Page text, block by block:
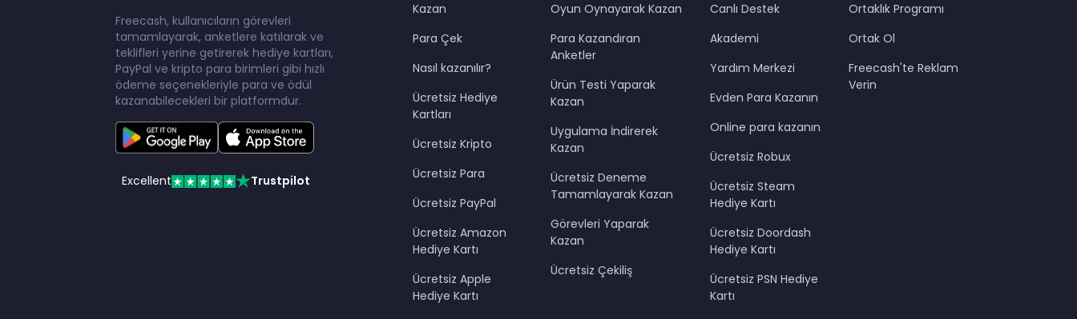
Freecash, kullanıcıların görevleri
tamamlayarak, anketlere katılarak ve
teklifleri yerine getirerek hediye kartları,
PayPal ve kripto para birimleri gibi hızlı
ödeme seçenekleriyle para ve ödül
kazanabilecekleri bir platformdur.
Excellent Trustpilot
Kazan
Para Çek
Nasıl kazanılır?
Ücretsiz Hediye
Kartları
Ücretsiz Kripto
Ücretsiz Para
Ücretsiz PayPal
Ücretsiz Amazon
Hediye Kartı
Ücretsiz Apple
Hediye Kartı
Oyun Oynayarak Kazan
Para Kazandıran
Anketler
Ürün Testi Yaparak
Kazan
Uygulama İndirerek
Kazan
Ücretsiz Deneme
Tamamlayarak Kazan
Görevleri Yaparak
Kazan
Ücretsiz Çekiliş
Canlı Destek
Akademi
Yardım Merkezi
Evden Para Kazanın
Online para kazanın
Ücretsiz Robux
Ücretsiz Steam
Hediye Kartı
Ücretsiz Doordash
Hediye Kartı
Ücretsiz PSN Hediye
Kartı
Ortaklık Programı
Ortak Ol
Freecash'te Reklam
Verin